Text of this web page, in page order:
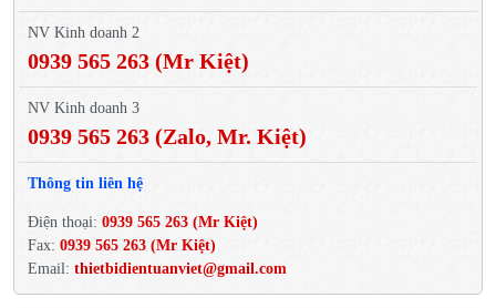
NV Kinh doanh 2
0939 565 263 (Mr Kiệt)
NV Kinh doanh 3
0939 565 263 (Zalo, Mr. Kiệt)
Thông tin liên hệ
Điện thoại: 0939 565 263 (Mr Kiệt)
Fax: 0939 565 263 (Mr Kiệt)
Email: thietbidientuanviet@gmail.com